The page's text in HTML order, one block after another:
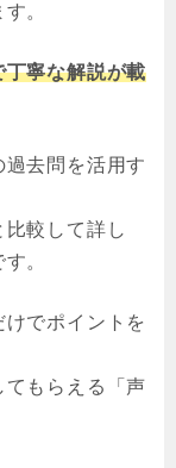
。
丁寧な解説が載
去問を活用す
較して詳し
。
でポイントを
もらえる「声